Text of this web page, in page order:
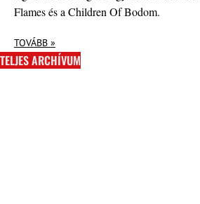
Flames és a Children Of Bodom.
TOVÁBB »
TELJES ARCHÍVUM